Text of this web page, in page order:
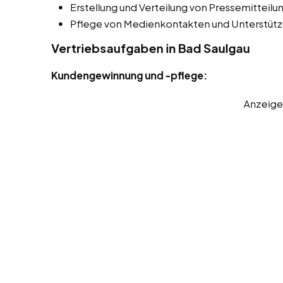
Erstellung und Verteilung von
Pflege von Medienkontakten und
Vertriebsaufgaben in Bad Saulgau
Kundengewinnung und -pflege:
Anzeige